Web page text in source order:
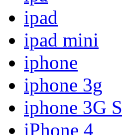
ipad
ipad mini
iphone
iphone 3g
iphone 3G S
iPhone 4